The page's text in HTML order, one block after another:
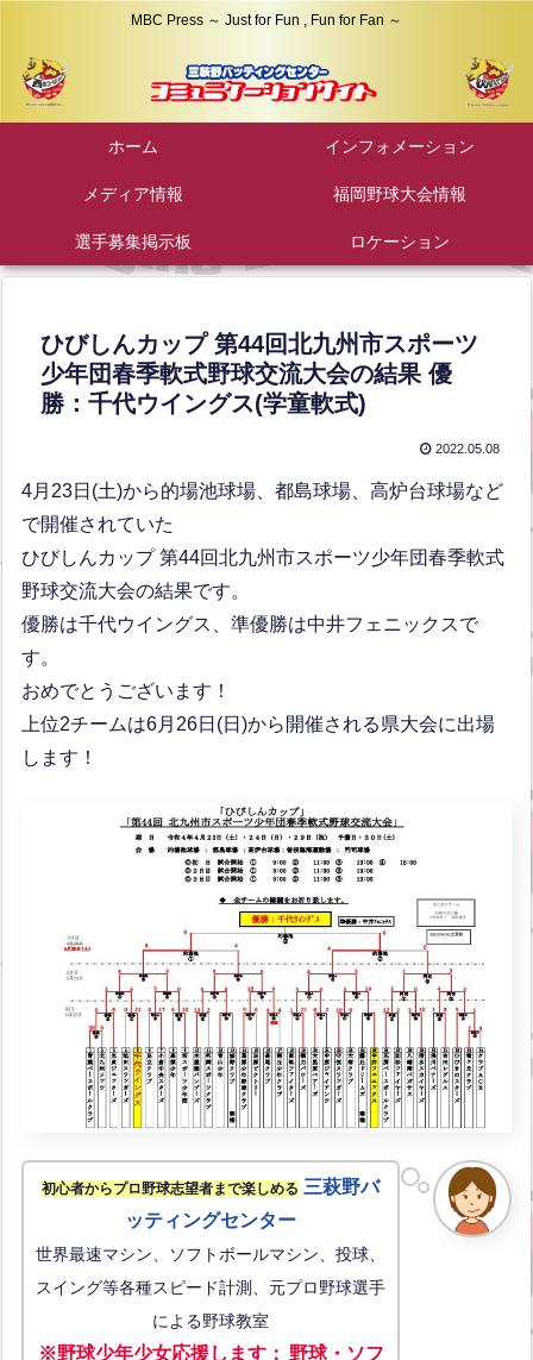
MBC Press ～ Just for Fun , Fun for Fan ～
ホーム インフォメーション
メディア情報 福岡野球大会情報
選手募集掲示板 ロケーション
ひびしんカップ 第44回北九州市スポーツ
少年団春季軟式野球交流大会の結果 優
勝：千代ウイングス(学童軟式)
2022.05.08
4月23日(土)から的場池球場、都島球場、高炉台球場など
で開催されていた
ひびしんカップ 第44回北九州市スポーツ少年団春季軟式
野球交流大会の結果です。
優勝は千代ウイングス、準優勝は中井フェニックスで
す。
おめでとうございます！
上位2チームは6月26日(日)から開催される県大会に出場
します！
初心者からプロ野球志望者まで楽しめる 三萩野バ
ッティングセンター
世界最速マシン、ソフトボールマシン、投球、
スイング等各種スピード計測、元プロ野球選手
による野球教室
※野球少年少女応援します： 野球・ソフ